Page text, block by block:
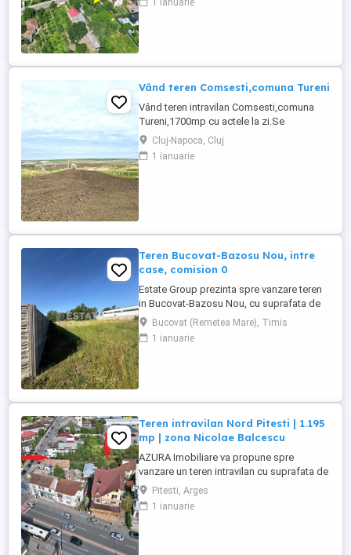
investitional, situat in centrul orasului
1 ianuarie
Vând teren Comsesti,comuna Tureni
Vând teren intravilan Comsesti,comuna
Tureni,1700mp cu actele la zi.Se
parceleaza la cerere
Cluj-Napoca, Cluj
1 ianuarie
Teren Bucovat-Bazosu Nou, intre
case, comision 0
Estate Group prezinta spre vanzare teren
in Bucovat-Bazosu Nou, cu suprafata de
663 mp si front stradal de 18 ml, intr-o
zona in plina dezvoltare, cu drumuri
pietruite. Utilitati: curent, gaz, apa, iluminat
Bucovat (Remetea Mare), Timis
1 ianuarie
Teren intravilan Nord Pitesti | 1.195
mp | zona Nicolae Balcescu
AZURA Imobiliare va propune spre
vanzare un teren intravilan cu suprafata de
1.195 mp, situat in partea de Nord a
municipiului Pitesti, in zona Bulevardul
Nicolae Balcescu - strada George Cosbuc,
Pitesti, Arges
1 ianuarie